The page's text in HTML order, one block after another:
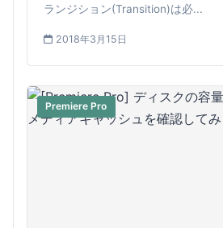
ランジション(Transition)は必...
2018年3月15日
Premiere Pro